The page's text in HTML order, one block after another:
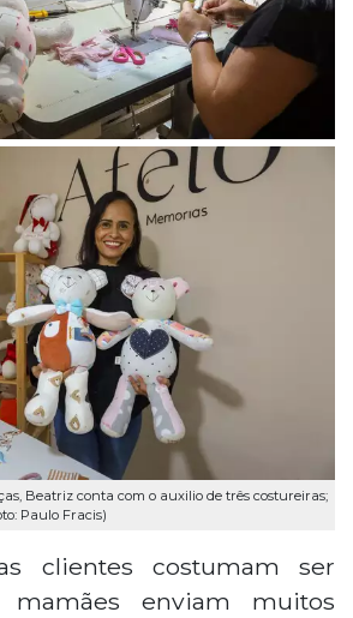
Beatriz conta com o auxilio de três costureiras;
Paulo Fracis)
clientes costumam ser
mamães enviam muitos